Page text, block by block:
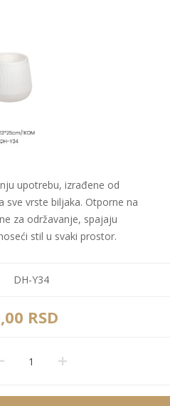
upotrebu, izrađene od
sve vrste biljaka. Otporne na
za održavanje, spajaju
stil u svaki prostor.
DH-Y34
RSD